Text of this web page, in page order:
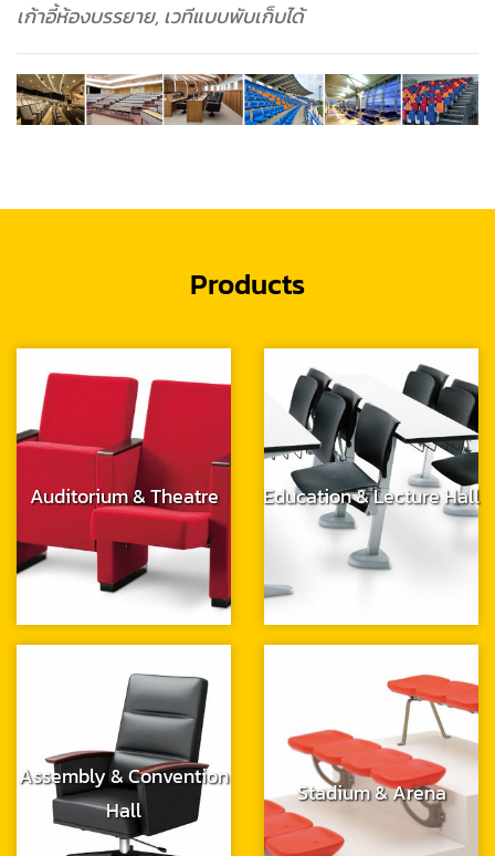
เก้าอี้ห้องบรรยาย, เวทีแบบพับเก็บได้
Products
Auditorium & Theatre Education & Lecture Hall
Assembly & Convention
Hall
Stadium & Arena